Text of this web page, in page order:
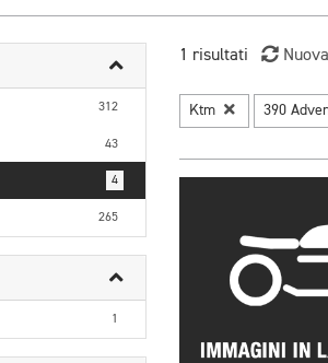
312
43
4
265
1
1 risultati
Ktm 390